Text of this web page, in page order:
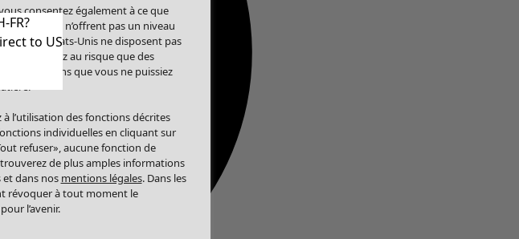
FR?
to US
consentez également à ce que
États-Unis n’offrent pas un niveau
Les États-Unis ne disposent pas
exposez au risque que des
sans que vous ne puissiez
l’utilisation des fonctions décrites
individuelles en cliquant sur
refuser», aucune fonction de
de plus amples informations
et dans nos mentions légales. Dans les
révoquer à tout moment le
l’avenir.